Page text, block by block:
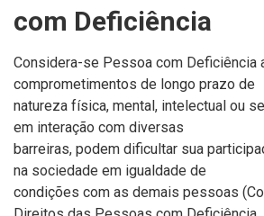
com Deficiência
Considera-se Pessoa com Deficiência
comprometimentos de longo prazo de
natureza física, mental, intelectual ou
em interação com diversas
barreiras, podem dificultar sua
na sociedade em igualdade de
condições com as demais pessoas